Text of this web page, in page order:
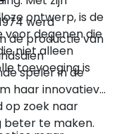
ontwerp, is de
voor degenen die
niet alleen
toevoeging is
werd
de productie van
speler in de
haar innovatieve
op zoek naar
beter te maken.